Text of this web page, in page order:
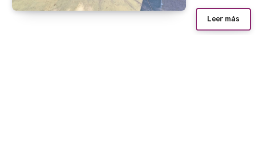
Leer más